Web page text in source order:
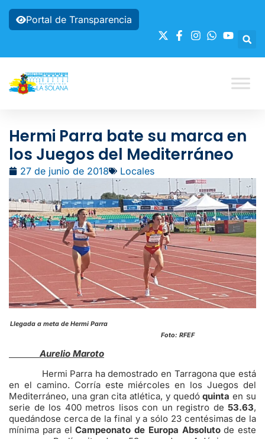
Portal de Transparencia
Hermi Parra bate su marca en
los Juegos del Mediterráneo
27 de junio de 2018 Locales
Llegada a meta de Hermi Parra
Foto: RFEF
Aurelio Maroto
Hermi Parra ha demostrado en Tarragona que está
en el camino. Corría este miércoles en los Juegos del
Mediterráneo, una gran cita atlética, y quedóquinta en su
serie de los 400 metros lisos con un registro de 53.63,
quedándose cerca de la final y a sólo 23 centésimas de la
mínima para elCampeonato de Europa Absolutode este